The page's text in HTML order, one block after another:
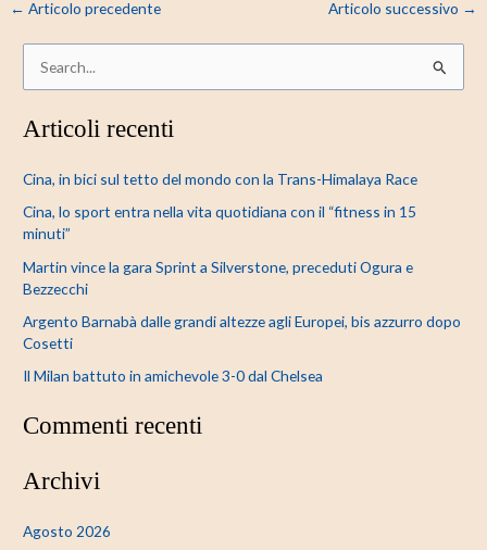
← Articolo precedente Articolo successivo →
r
a
:
Articoli recenti
Cina, in bici sul tetto del mondo con la Trans-Himalaya Race
Cina, lo sport entra nella vita quotidiana con il “fitness in 15
minuti”
Martin vince la gara Sprint a Silverstone, preceduti Ogura e
Bezzecchi
Argento Barnabà dalle grandi altezze agli Europei, bis azzurro dopo
Cosetti
Il Milan battuto in amichevole 3-0 dal Chelsea
Commenti recenti
Archivi
Agosto 2026